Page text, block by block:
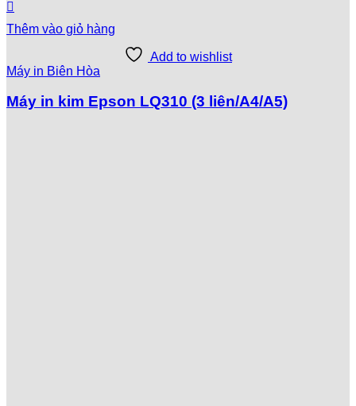
Thêm vào giỏ hàng
Add to wishlist
Máy in Biên Hòa
Máy in kim Epson LQ310 (3 liên/A4/A5)